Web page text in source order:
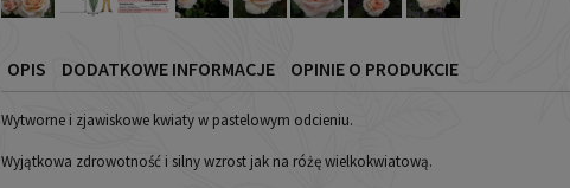
OPIS DODATKOWE INFORMACJE OPINIE O PRODUKCIE
Wytworne i zjawiskowe kwiaty w pastelowym odcieniu.
Wyjątkowa zdrowotność i silny wzrost jak na różę wielkokwiatową.